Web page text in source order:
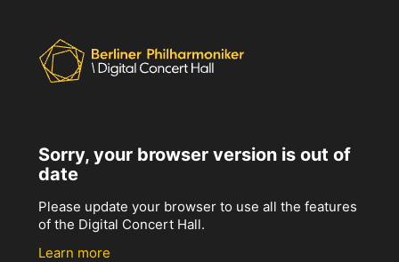
Sorry, your browser version is out of
date
Please update your browser to use all the features
of the Digital Concert Hall.
Learn more